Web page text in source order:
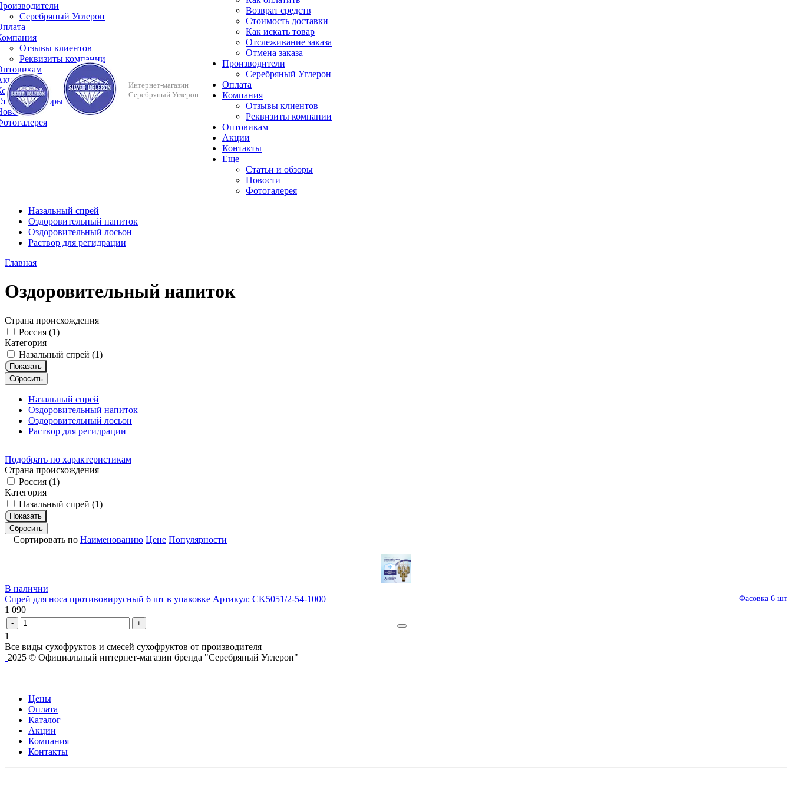
Серебряный Углерон
Отзывы клиентов
Реквизиты компании
и обзоры
Интернет-магазин
Серебряный Углерон
Возврат средств
Стоимость доставки
Как искать товар
Отслеживание заказа
Отмена заказа
Производители
Серебряный Углерон
Оплата
Компания
Отзывы клиентов
Реквизиты компании
Оптовикам
Акции
Контакты
Еще
Cтатьи и обзоры
Новости
Фотогалерея
Назальный спрей
Оздоровительный напиток
Оздоровительный лосьон
Раствор для регидрации
Главная
Оздоровительный напиток
Страна происхождения
Россия (1)
Категория
Назальный спрей (1)
Показать
Сбросить
Назальный спрей
Оздоровительный напиток
Оздоровительный лосьон
Раствор для регидрации
Подобрать по характеристикам
Страна происхождения
Россия (1)
Категория
Назальный спрей (1)
Показать
Сбросить
Сортировать по Наименованию Цене Популярности
В наличии
Спрей для носа противовирусный 6 шт в упаковке
Фасовка 6 шт
Артикул: CK5051/2-54-1000
1 090
- +
1
Все виды сухофруктов и смесей сухофруктов от производителя
2025 © Официальный интернет-магазин бренда "Серебряный Углерон"
Цены
Оплата
Каталог
Акции
Компания
Контакты